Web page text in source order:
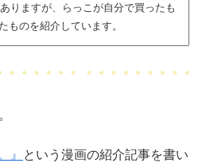
りますが、らっこが自分で買ったも
ものを紹介しています。
』
という漫画の紹介記事を書い